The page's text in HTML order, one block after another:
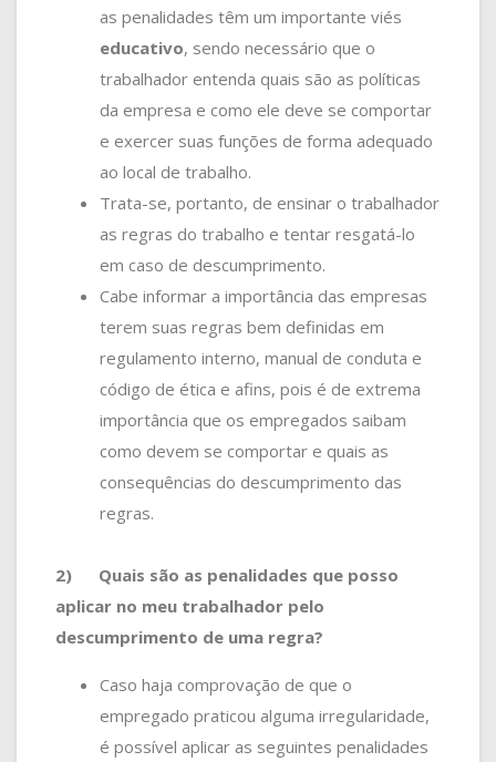
as penalidades têm um importante viés
educativo, sendo necessário que o
trabalhador entenda quais são as políticas
da empresa e como ele deve se comportar
e exercer suas funções de forma adequado
ao local de trabalho.
Trata-se, portanto, de ensinar o trabalhador
as regras do trabalho e tentar resgatá-lo
em caso de descumprimento.
Cabe informar a importância das empresas
terem suas regras bem definidas em
regulamento interno, manual de conduta e
código de ética e afins, pois é de extrema
importância que os empregados saibam
como devem se comportar e quais as
consequências do descumprimento das
regras.
2) Quais são as penalidades que posso
aplicar no meu trabalhador pelo
descumprimento de uma regra?
Caso haja comprovação de que o
empregado praticou alguma irregularidade,
é possível aplicar as seguintes penalidades